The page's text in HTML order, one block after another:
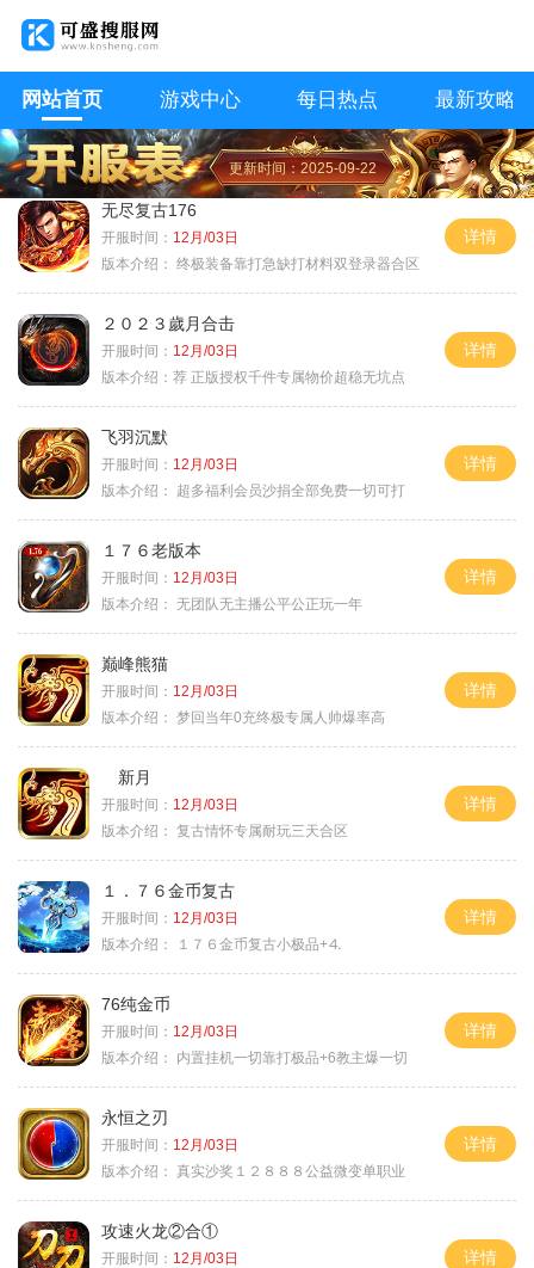
网站首页 游戏中心 每日热点 最新攻略
更新时间：2025-09-22
无尽复古176
开服时间： 12月/03日
版本介绍： 终极装备靠打急缺打材料双登录器合区
详情
２０２３歲月合击
开服时间： 12月/03日
版本介绍： 荐 正版授权千件专属物价超稳无坑点
详情
飞羽沉默
开服时间： 12月/03日
版本介绍：
超多福利会员沙捐全部免费一切可打
详情
１７６老版本
开服时间： 12月/03日
版本介绍： 无团队无主播公平公正玩一年
详情
巅峰熊猫
开服时间： 12月/03日
版本介绍： 梦回当年0充终极专属人帅爆率高
详情
新月
开服时间： 12月/03日
版本介绍： 复古情怀专属耐玩三天合区
详情
１．７６金币复古
开服时间： 12月/03日
版本介绍：
１７６金币复古小极品+⒋
详情
76纯金币
开服时间： 12月/03日
版本介绍：
内置挂机一切靠打极品+6教主爆一切
详情
永恒之刃
开服时间： 12月/03日
版本介绍： 真实沙奖１２８８８公益微变单职业
详情
攻速火龙②合①
开服时间： 12月/03日
详情